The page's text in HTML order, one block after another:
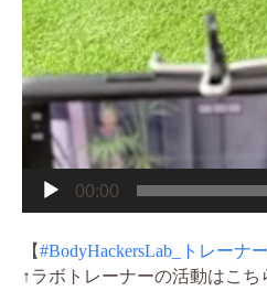
00:00
【#BodyHackersLab_トレーナー
↑ラボトレーナーの活動はこち